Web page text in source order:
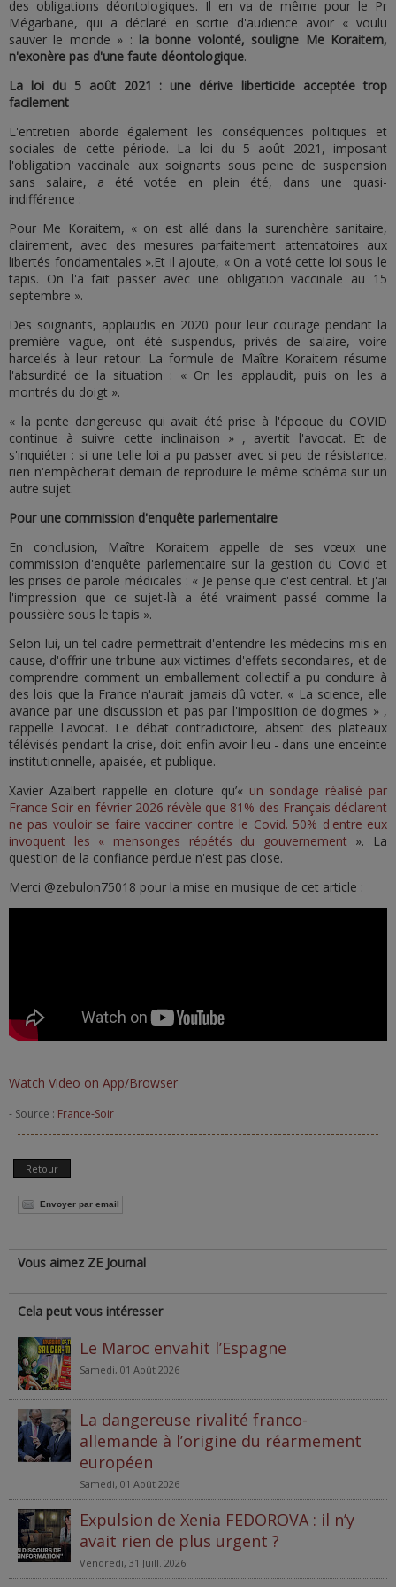
des obligations déontologiques. Il en va de même pour le Pr
Mégarbane, qui a déclaré en sortie d'audience avoir « voulu
sauver le monde » : la bonne volonté, souligne Me Koraitem,
n'exonère pas d'une faute déontologique.
La loi du 5 août 2021 : une dérive liberticide acceptée trop
facilement
L'entretien aborde également les conséquences politiques et
sociales de cette période. La loi du 5 août 2021, imposant
l'obligation vaccinale aux soignants sous peine de suspension
sans salaire, a été votée en plein été, dans une quasi-
indifférence :
Pour Me Koraitem, « on est allé dans la surenchère sanitaire,
clairement, avec des mesures parfaitement attentatoires aux
libertés fondamentales ».Et il ajoute, « On a voté cette loi sous le
tapis. On l'a fait passer avec une obligation vaccinale au 15
septembre ».
Des soignants, applaudis en 2020 pour leur courage pendant la
première vague, ont été suspendus, privés de salaire, voire
harcelés à leur retour. La formule de Maître Koraitem résume
l'absurdité de la situation : « On les applaudit, puis on les a
montrés du doigt ».
« la pente dangereuse qui avait été prise à l'époque du COVID
continue à suivre cette inclinaison » , avertit l'avocat. Et de
s'inquiéter : si une telle loi a pu passer avec si peu de résistance,
rien n'empêcherait demain de reproduire le même schéma sur un
autre sujet.
Pour une commission d'enquête parlementaire
En conclusion, Maître Koraitem appelle de ses vœux une
commission d'enquête parlementaire sur la gestion du Covid et
les prises de parole médicales : « Je pense que c'est central. Et j'ai
l'impression que ce sujet-là a été vraiment passé comme la
poussière sous le tapis ».
Selon lui, un tel cadre permettrait d'entendre les médecins mis en
cause, d'offrir une tribune aux victimes d'effets secondaires, et de
comprendre comment un emballement collectif a pu conduire à
des lois que la France n'aurait jamais dû voter. « La science, elle
avance par une discussion et pas par l'imposition de dogmes » ,
rappelle l'avocat. Le débat contradictoire, absent des plateaux
télévisés pendant la crise, doit enfin avoir lieu - dans une enceinte
institutionnelle, apaisée, et publique.
Xavier Azalbert rappelle en cloture qu’« un sondage réalisé par
France Soir en février 2026 révèle que 81% des Français déclarent
ne pas vouloir se faire vacciner contre le Covid. 50% d'entre eux
invoquent les « mensonges répétés du gouvernement ». La
question de la confiance perdue n'est pas close.
Merci @zebulon75018 pour la mise en musique de cet article :
Watch Video on App/Browser
- Source : France-Soir
Retour
Envoyer par email
Vous aimez ZE Journal
Cela peut vous intéresser
Le Maroc envahit l’Espagne
Samedi, 01 Août 2026
La dangereuse rivalité franco-
allemande à l’origine du réarmement
européen
Samedi, 01 Août 2026
Expulsion de Xenia FEDOROVA : il n’y
avait rien de plus urgent ?
Vendredi, 31 Juill. 2026